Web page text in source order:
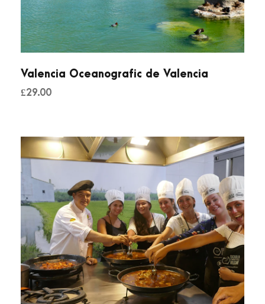
Valencia Oceanografic de Valencia
£29.00